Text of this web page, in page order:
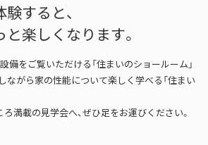
験すると、
楽しくなります。
備をご覧いただける「住まいのショールーム」
ながら家の性能について楽しく学べる「住まい
満載の見学会へ、ぜひ足をお運びください。